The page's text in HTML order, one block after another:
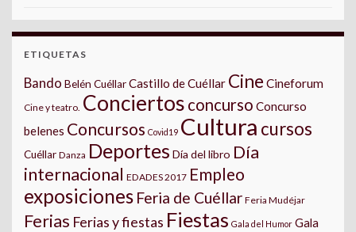
ETIQUETAS
Bando Belén CuéllarCastillo de Cuéllar Cine Cineforum
Cine y teatro. Conciertos concurso Concurso
belenes Concursos Covid19 Cultura cursos
Cuéllar Danza Deportes Día del libro Día
internacional EDADES 2017 Empleo
exposiciones Feria de Cuéllar Feria Mudéjar
Ferias Ferias y fiestas Fiestas Gala del Humor Gala